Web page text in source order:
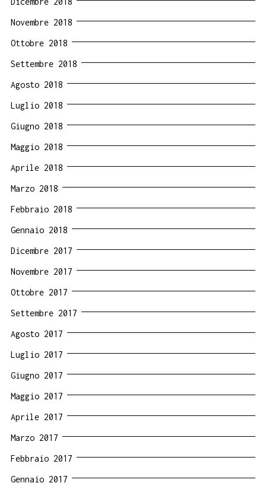
Novembre 2018
Ottobre 2018
Settembre 2018
Agosto 2018
Luglio 2018
Giugno 2018
Maggio 2018
Aprile 2018
Marzo 2018
Febbraio 2018
Gennaio 2018
Dicembre 2017
Novembre 2017
Ottobre 2017
Settembre 2017
Agosto 2017
Luglio 2017
Giugno 2017
Maggio 2017
Aprile 2017
Marzo 2017
Febbraio 2017
Gennaio 2017